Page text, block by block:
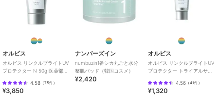
オルビス
オルビス リンクルブライトUV
プロテクター N 50g 医薬部外
4.58 （75件）
¥3,850
ナンバーズイン
numbuzin1番シカ丸ごと水分
整肌パッド（韓国コスメ）
¥2,420
オルビス
オルビス リンクルブライトUV
プロテクター トライアルサイ
け止め）
4.56（41件）
¥1,320